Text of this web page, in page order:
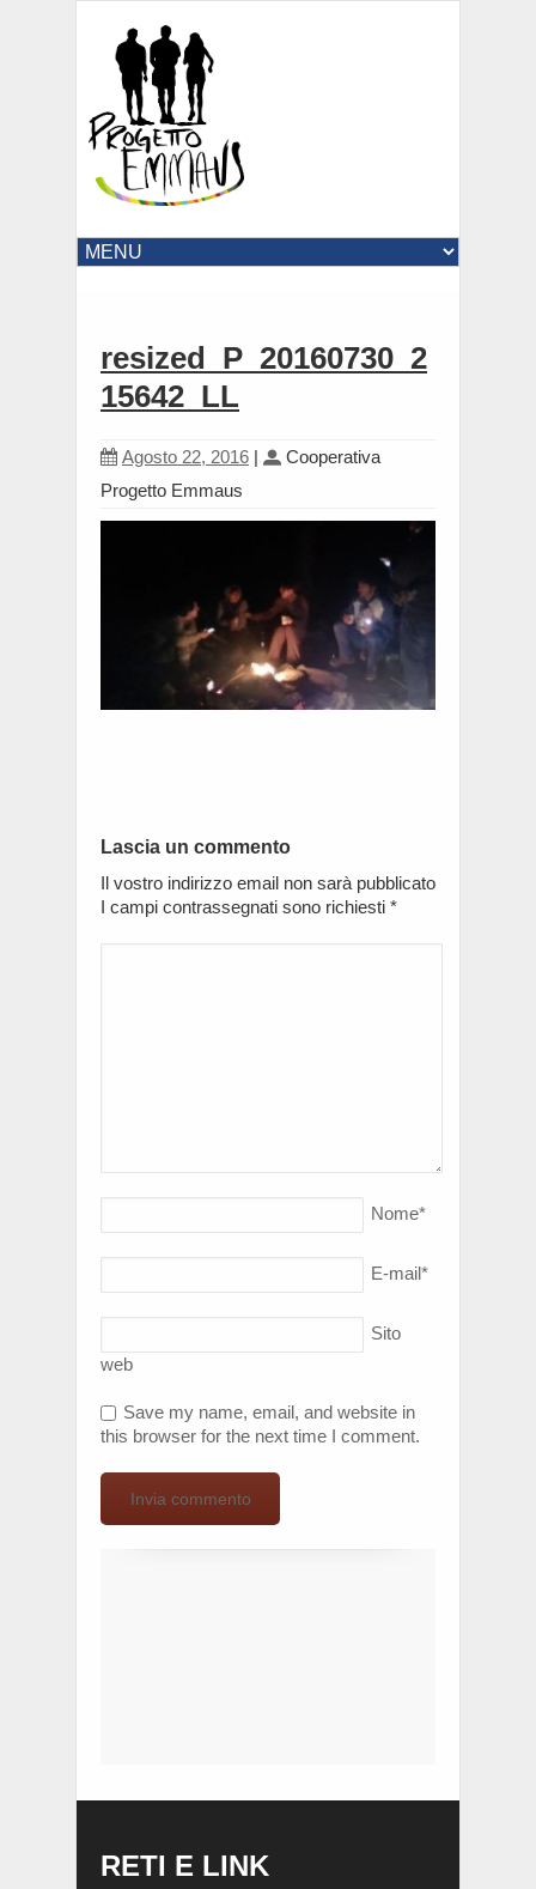
resized_P_20160730_2
15642_LL
Agosto 22, 2016 |
Cooperativa
Progetto Emmaus
Lascia un commento
Il vostro indirizzo email non sarà pubblicato
I campi contrassegnati sono richiesti *
Nome*
E-mail*
Sito
web
Save my name, email, and website in
this browser for the next time I comment.
RETI E LINK